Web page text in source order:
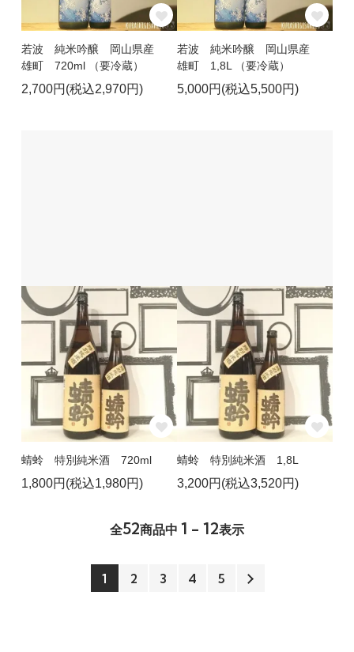
若波 純米吟醸 岡山県産
雄町 720ml （要冷蔵）
2,700円(税込2,970円)
若波 純米吟醸 岡山県産
雄町 1,8L （要冷蔵）
5,000円(税込5,500円)
蜻蛉 特別純米酒 720ml
1,800円(税込1,980円)
蜻蛉 特別純米酒 1,8L
3,200円(税込3,520円)
全52商品中 1 - 12表示
1 2 3 4 5